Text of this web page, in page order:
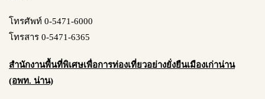
โทรศัพท์ 0-5471-6000
โทรสาร 0-5471-6365
สำนักงานพื้นที่พิเศษเพื่อการท่องเที่ยวอย่างยั่งยืนเมืองเก่าน่าน
(อพท. น่าน)